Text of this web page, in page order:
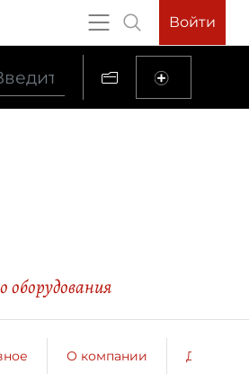
Войти
оборудования
О компании ДП о